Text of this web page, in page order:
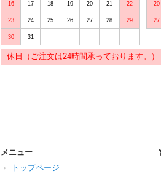
16 17 18 19 20 21 22
23 24 25 26 27 28 29
30 31
20
27
休日（ご注文は24時間承っております。）
メニュー
トップページ